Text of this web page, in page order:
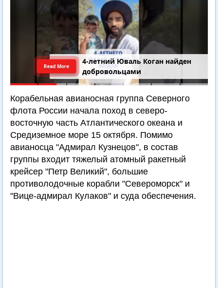
4-летний Юваль Коган найден
добровольцами
Read More
Корабельная авианосная группа Северного
флота России начала поход в северо-
восточную часть Атлантического океана и
Средиземное море 15 октября. Помимо
авианосца "Адмирал Кузнецов", в состав
группы входит тяжелый атомный ракетный
крейсер "Петр Великий", большие
противолодочные корабли "Североморск" и
"Вице-адмирал Кулаков" и суда обеспечения.